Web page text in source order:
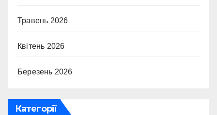
Травень 2026
Квітень 2026
Березень 2026
Категорії